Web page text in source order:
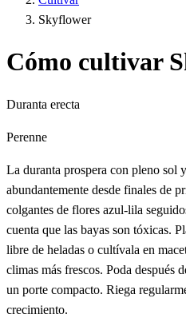
Skyflower
Cómo cultivar
Duranta erecta
Perenne
La duranta prospera con pleno sol
abundantemente desde finales de
colgantes de flores azul-lila
cuenta que las bayas son tóxicas.
libre de heladas o cultívala en
climas más frescos. Poda después
un porte compacto. Riega
crecimiento.